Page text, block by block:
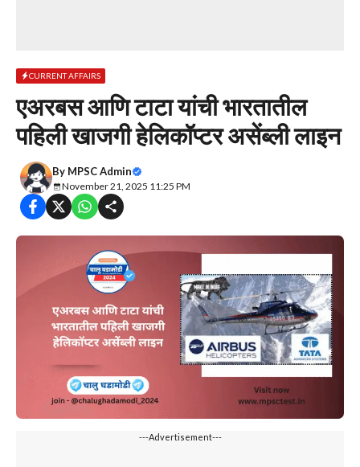
CURRENT AFFAIRS
एअरबस आणि टाटा यांची भारतातील
पहिली खाजगी हेलिकॉप्टर असेंब्ली लाइन
By MPSC Admin
November 21, 2025 11:25 PM
---Advertisement---